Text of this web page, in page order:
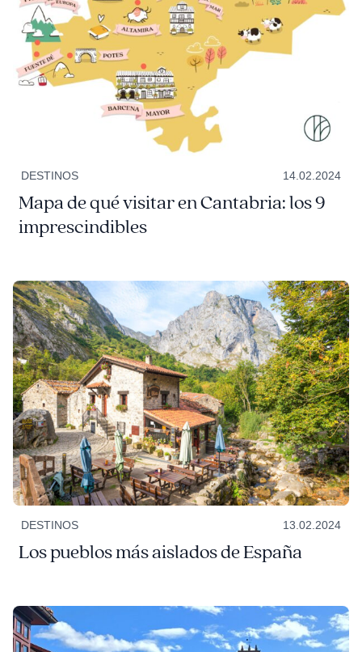
DESTINOS 14.02.2024
Mapa de qué visitar en Cantabria: los 9
imprescindibles
DESTINOS 13.02.2024
Los pueblos más aislados de España